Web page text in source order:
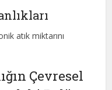
atık miktarını
Çevresel